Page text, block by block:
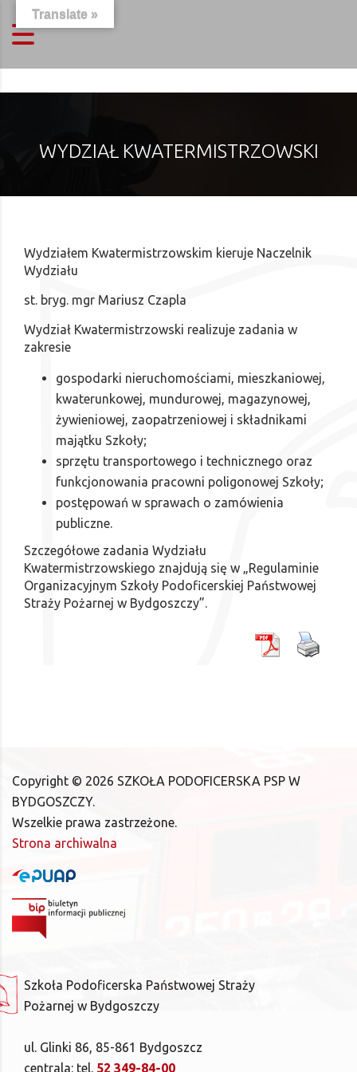
WYDZIAŁ KWATERMISTRZOWSKI
Wydziałem Kwatermistrzowskim kieruje Naczelnik
Wydziału
st. bryg. mgr Mariusz Czapla
Wydział Kwatermistrzowski realizuje zadania w
zakresie
gospodarki nieruchomościami, mieszkaniowej,
kwaterunkowej, mundurowej, magazynowej,
żywieniowej, zaopatrzeniowej i składnikami
majątku Szkoły;
sprzętu transportowego i technicznego oraz
funkcjonowania pracowni poligonowej Szkoły;
postępowań w sprawach o zamówienia
publiczne.
Szczegółowe zadania Wydziału
Kwatermistrzowskiego znajdują się w „Regulaminie
Organizacyjnym Szkoły Podoficerskiej Państwowej
Straży Pożarnej w Bydgoszczy”.
Copyright © 2026 SZKOŁA PODOFICERSKA PSP W
BYDGOSZCZY.
Wszelkie prawa zastrzeżone.
Strona archiwalna
Szkoła Podoficerska Państwowej Straży
Pożarnej w Bydgoszczy
ul. Glinki 86, 85-861 Bydgoszcz
centrala: tel. 52 349-84-00
Translate »